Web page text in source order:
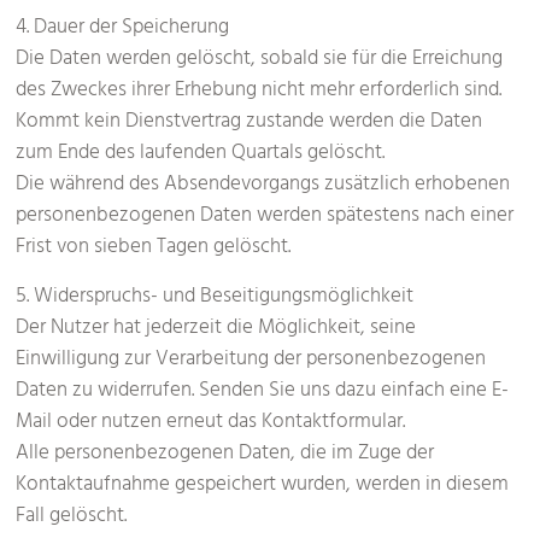
4. Dauer der Speicherung
Die Daten werden gelöscht, sobald sie für die Erreichung
des Zweckes ihrer Erhebung nicht mehr erforderlich sind.
Kommt kein Dienstvertrag zustande werden die Daten
zum Ende des laufenden Quartals gelöscht.
Die während des Absendevorgangs zusätzlich erhobenen
personenbezogenen Daten werden spätestens nach einer
Frist von sieben Tagen gelöscht.
5. Widerspruchs- und Beseitigungsmöglichkeit
Der Nutzer hat jederzeit die Möglichkeit, seine
Einwilligung zur Verarbeitung der personenbezogenen
Daten zu widerrufen. Senden Sie uns dazu einfach eine E-
Mail oder nutzen erneut das Kontaktformular.
Alle personenbezogenen Daten, die im Zuge der
Kontaktaufnahme gespeichert wurden, werden in diesem
Fall gelöscht.